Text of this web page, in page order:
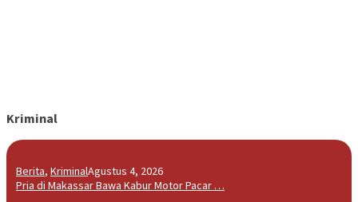
Kriminal
Berita, KriminalAgustus 4, 2026
Pria di Makassar Bawa Kabur Motor Pacar …